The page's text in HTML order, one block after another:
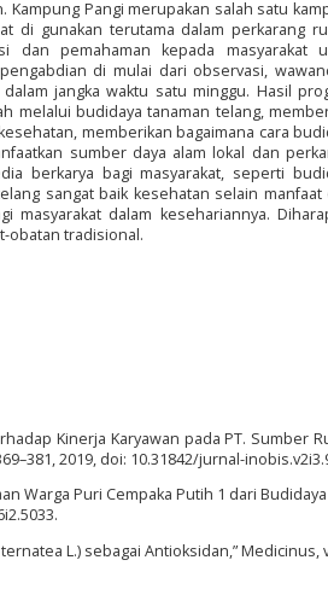
Pangi merupakan salah satu
di gunakan terutama dalam perkarang
dan pemahaman kepada masyarakat
di mulai dari observasi,
jangka waktu satu minggu. Hasil
melalui budidaya tanaman telang,
memberikan bagaimana cara
sumber daya alam lokal dan
berkarya bagi masyarakat, seperti
sangat baik kesehatan selain manfaat
dalam kesehariannya.
obatan tradisional.
Kinerja Karyawan pada PT. Sumber
2019, doi: 10.31842/jurnal-
Warga Puri Cempaka Putih 1 dari
L.) sebagai Antioksidan,” Medicinus,